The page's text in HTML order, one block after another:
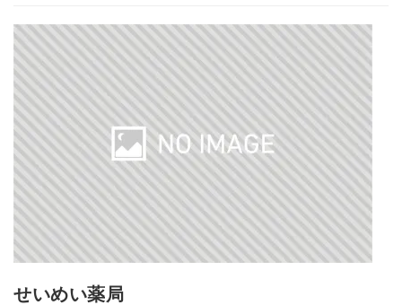
せいめい薬局